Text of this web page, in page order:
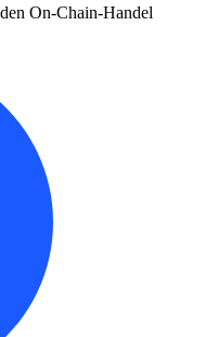
On-Chain-Handel